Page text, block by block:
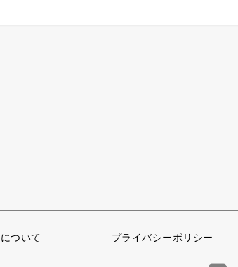
ついて プライバシーポリシー